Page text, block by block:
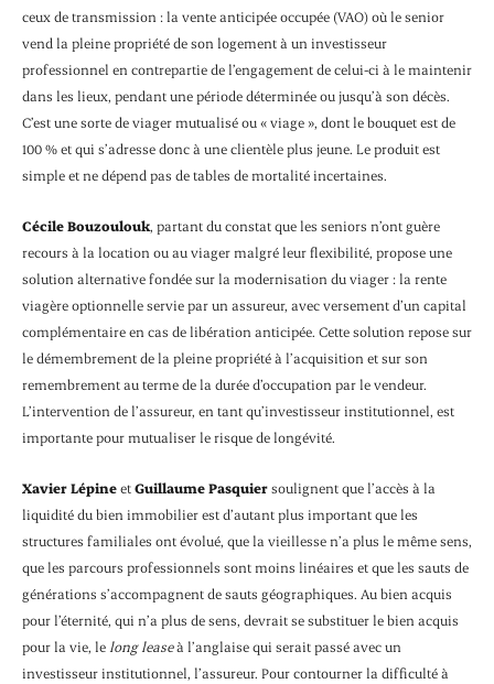
ceux de transmission : la vente anticipée occupée (VAO) où le senior
vend la pleine propriété de son logement à un investisseur
professionnel en contrepartie de l’engagement de celui-ci à le maintenir
dans les lieux, pendant une période déterminée ou jusqu’à son décès.
C’est une sorte de viager mutualisé ou « viage », dont le bouquet est de
100 % et qui s’adresse donc à une clientèle plus jeune. Le produit est
simple et ne dépend pas de tables de mortalité incertaines.
Cécile Bouzoulouk, partant du constat que les seniors n’ont guère
recours à la location ou au viager malgré leur flexibilité, propose une
solution alternative fondée sur la modernisation du viager : la rente
viagère optionnelle servie par un assureur, avec versement d’un capital
complémentaire en cas de libération anticipée. Cette solution repose sur
le démembrement de la pleine propriété à l’acquisition et sur son
remembrement au terme de la durée d’occupation par le vendeur.
L’intervention de l’assureur, en tant qu’investisseur institutionnel, est
importante pour mutualiser le risque de longévité.
Xavier LépineetGuillaume Pasquiersoulignent que l’accès à la
liquidité du bien immobilier est d’autant plus important que les
structures familiales ont évolué, que la vieillesse n’a plus le même sens,
que les parcours professionnels sont moins linéaires et que les sauts de
générations s’accompagnent de sauts géographiques. Au bien acquis
pour l’éternité, qui n’a plus de sens, devrait se substituer le bien acquis
pour la vie, le long leaseà l’anglaise qui serait passé avec un
investisseur institutionnel, l’assureur. Pour contourner la difficulté à